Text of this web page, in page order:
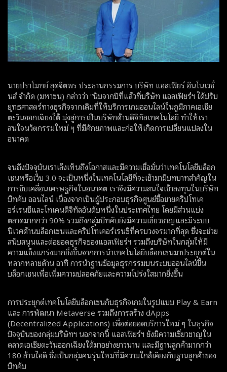
นายปราโมทย์ สุดจิตพร ประธานกรรมการ บริษัท แอสเฟียร์ อินโนเวชั่
นส์ จำกัด (มหาชน) กล่าวว่า “นับจากปีที่แล้วที่บริษัท แอสเฟียร์ฯ ได้ปรับ
ยุทธศาสตร์ทางธุรกิจจากเดิมที่ให้บริการเกมออนไลน์ในภูมิภาคเอเชีย
ตะวันออกเฉียงใต้ มุ่งสู่การเป็นบริษัทด้านดิจิทัลเทคโนโลยี ทำให้เรา
สนใจนวัตกรรมใหม่ ๆ ที่มีศักยภาพและก่อให้เกิดการเปลี่ยนแปลงใน
อนาคต
จนถึงปัจจุบันเราเล็งเห็นถึงโอกาสและมีความเชื่อมั่นว่าเทคโนโลยีบล็อก
เชนหรือเว็บ 3.0 จะเป็นหนึ่งในเทคโนโลยีที่จะเข้ามามีบทบาทสำคัญใน
การขับเคลื่อนเศรษฐกิจในอนาคต เราจึงมีความสนใจเข้าลงทุนในบริษัท
บิทคับ ออนไลน์ เนื่องจากเป็นผู้ประกอบธุรกิจศูนย์ซื้อขายคริปโทเค
อร์เรนซีและโทเคนดิจิทัลอันดับหนึ่งในประเทศไทย โดยมีส่วนแบ่ง
ตลาดมากกว่า 90% รวมถึงกลุ่มบิทคับยังมีความเชี่ยวชาญและมีระบบ
นิเวศด้านบล็อกเชนและคริปโทเคอร์เรนซีที่ครบวงจรมากที่สุด ซึ่งจะช่วย
สนับสนุนและต่อยอดธุรกิจของแอสเฟียร์ฯ รวมถึงบริษัทในกลุ่มให้มี
ความแข็งแกร่งมากยิ่งขึ้นจากการนำเทคโนโลยีบล็อกเชนมาประยุกต์ใน
หลากหลายด้าน อาทิ การนำฐานข้อมูลธุรกรรมบนระบบออนไลน์ขึ้น
บล็อกเชนเพื่อเพิ่มความปลอดภัยและความโปร่งใสมากยิ่งขึ้น
การประยุกต์เทคโนโลยีบล็อกเชนกับธุรกิจเกมในรูปแบบ Play & Earn
และ การพัฒนา Metaverse รวมถึงการสร้าง dApps
(Decentralized Applications) เพื่อต่อยอดบริการใหม่ ๆ ในธุรกิจ
ปัจจุบันของกลุ่มบริษัทฯ นอกจากนี้ แอสเฟียร์ฯ ยังมีความเชี่ยวชาญใน
ตลาดเอเชียตะวันออกเฉียงใต้มาอย่างยาวนาน และมีฐานลูกค้ามากกว่า
180 ล้านไอดี ซึ่งเป็นกลุ่มคนรุ่นใหม่ที่มีความใกล้เคียงกับฐานลูกค้าของ
บิทคับ